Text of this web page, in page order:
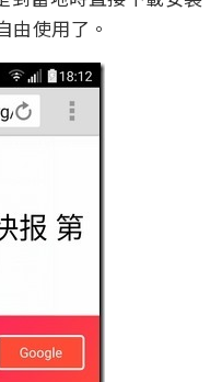
由使用了。